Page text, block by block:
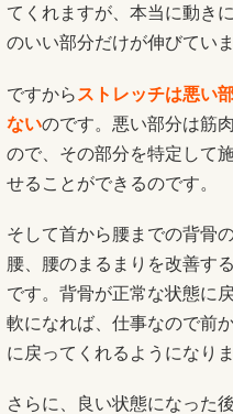
てくれますが、本当に動き
のいい部分だけが伸びていま
ですから ストレッチは悪い
ないのです。悪い部分は筋
ので、その部分を特定して
せることができるのです。
そして首から腰までの背骨
腰、腰のまるまりを改善す
です。背骨が正常な状態に
軟になれば、仕事なので前
に戻ってくれるようになりま
さらに、良い状態になった